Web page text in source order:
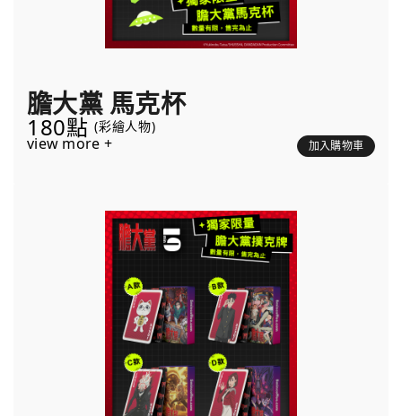
膽大黨 馬克杯
180點 (彩繪人物)
view more + 加入購物車